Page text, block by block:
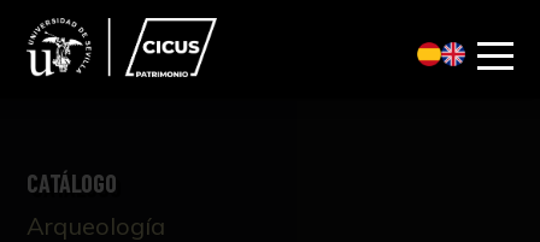
CATÁLOGO
Arqueología